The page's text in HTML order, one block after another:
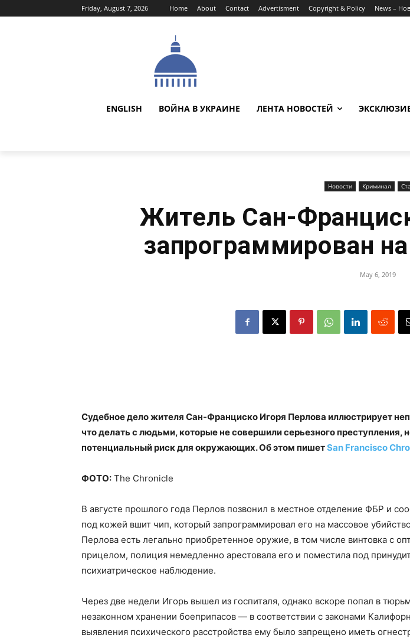
Friday, August 7, 2026 Home About Contact Advertisment Copyright & Policy News –
ENGLISH ВОЙНА В УКРАИНЕ ЛЕНТА НОВОСТЕЙ
Новости Криминал
Житель Сан-
запрограммирован
May 6, 2019
Судебное дело жителя Сан-Франциско Игоря Перлова иллюстрирует
что делать с людьми, которые не совершили серьезного преступления,
потенциальный риск для окружающих. Об этом пишетSan Francisco
ФОТО: The Chronicle
В августе прошлого года Перлов позвонил в местное отделение ФБР и
под кожей вшит чип, который запрограммировал его на массовое
Перлова есть легально приобретенное оружие, в том числе винтовка с
прицелом, полиция немедленно арестовала его и поместила под
психиатрическое наблюдение.
Через две недели Игорь вышел из госпиталя, однако вскоре попал в
незаконном хранении боеприпасов — в соответствии с законами
выявления психического расстройства ему было запрещено иметь